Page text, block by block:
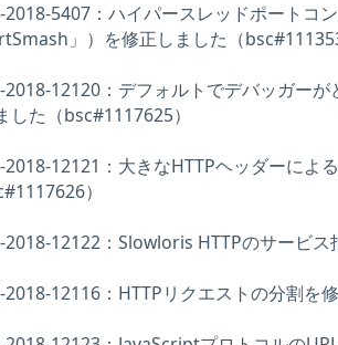
2018-5407：ハイパースレッドポートコ
」）を修正しました（
2018-12120：デフォルトでデバッガー
した（bsc#1117625）
2018-12121：大きなHTTPヘッダーによ
）
2018-12122：Slowloris HTTPのサービ
2018-12116：HTTPリクエストの分割を